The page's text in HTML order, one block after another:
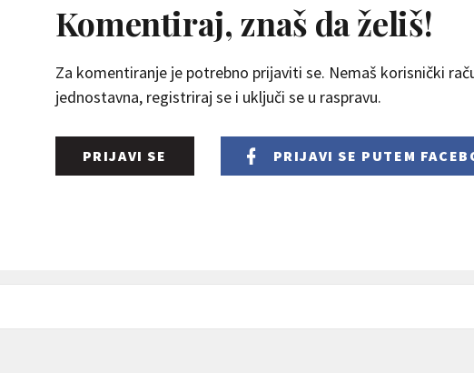
Komentiraj, znaš da želiš!
Za komentiranje je potrebno prijaviti se. Nemaš korisnički
jednostavna, registriraj se i uključi se u raspravu.
PRIJAVI SE PRIJAVI SE PUTEM